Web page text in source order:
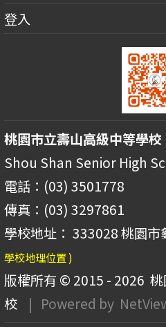
登入
桃園市立壽山高級中等學校
Shou Shan Senior High
電話：(03) 3501778
傳真：(03) 3297861
學校地址： 333028 桃園
學校地理位置 )
版權所有 © 2015 - 2026
校
| Powered by